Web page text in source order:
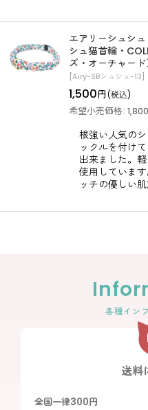
エアリーシュシ
シュ猫首輪・
ズ・オーチャー
[Airy-SBシュシュ-13]
1,500円(税込)
希望小売価格: 1,800
根強い人気の
ックルを付け
出来ました。
使用していま
ッチの優しい
各種イン
送料
全国一律300円